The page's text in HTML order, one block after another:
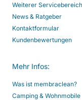
Weiterer Servicebereich
News & Ratgeber
Kontaktformular
Kundenbewertungen
Mehr Infos:
Was ist membraclean?
Camping & Wohnmobile